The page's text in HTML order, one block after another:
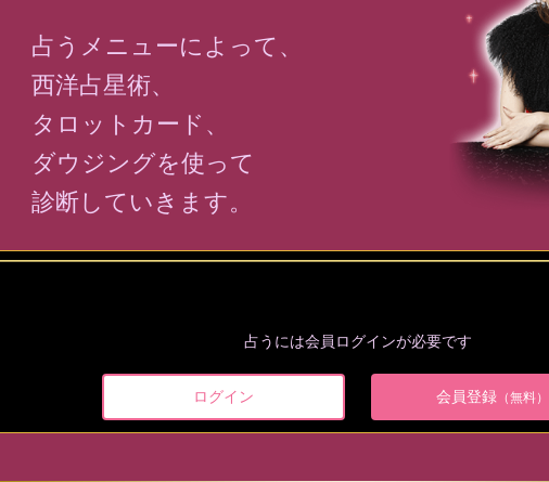
占うメニューによって、
西洋占星術、
タロットカード、
ダウジングを使って
診断していきます。
占うには会員ログインが必要です
ログイン 会員登録 （無料）